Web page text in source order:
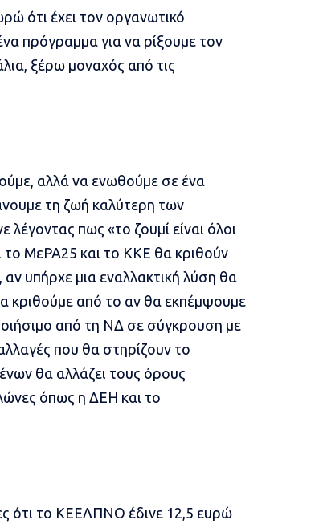
ότι έχει τον οργανωτικό
πρόγραμμα για να ρίξουμε τον
ξέρω μοναχός από τις
αλλά να ενωθούμε σε ένα
τη ζωή καλύτερη των
πως «το ζουμί είναι όλοι
το ΜεΡΑ25 και το ΚΚΕ θα κριθούν
υπήρχε μια εναλλακτική λύση θα
κριθούμε από το αν θα εκπέμψουμε
από τη ΝΔ σε σύγκρουση με
που θα στηρίζουν το
θα αλλάζει τους όρους
όπως η ΔΕΗ και το
ότι το ΚΕΕΛΠΝΟ έδινε 12,5 ευρώ